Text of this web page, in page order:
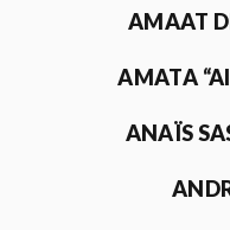
AMAAT
AMATA
ANAÏS